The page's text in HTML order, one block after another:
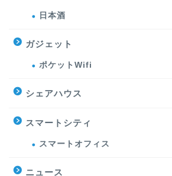
日本酒
ガジェット
ポケットWifi
シェアハウス
スマートシティ
スマートオフィス
ニュース